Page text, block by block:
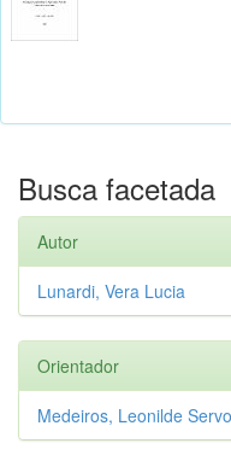
Busca facetada
Autor
Lunardi, Vera Lucia
Orientador
Medeiros, Leonilde